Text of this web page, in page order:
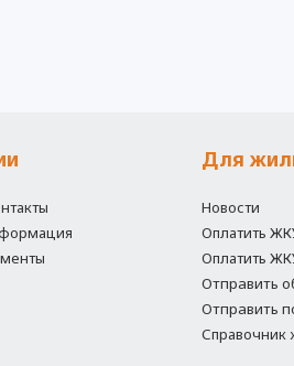
Для
Новости
Оплатить
Оплатить
Отправить
Отправить
Справочник